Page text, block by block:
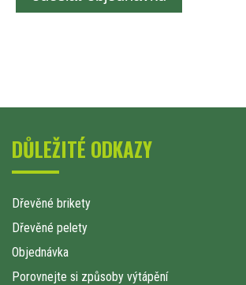
DŮLEŽITÉ ODKAZY
Dřevěné brikety
Dřevěné pelety
Objednávka
Porovnejte si způsoby výtápění